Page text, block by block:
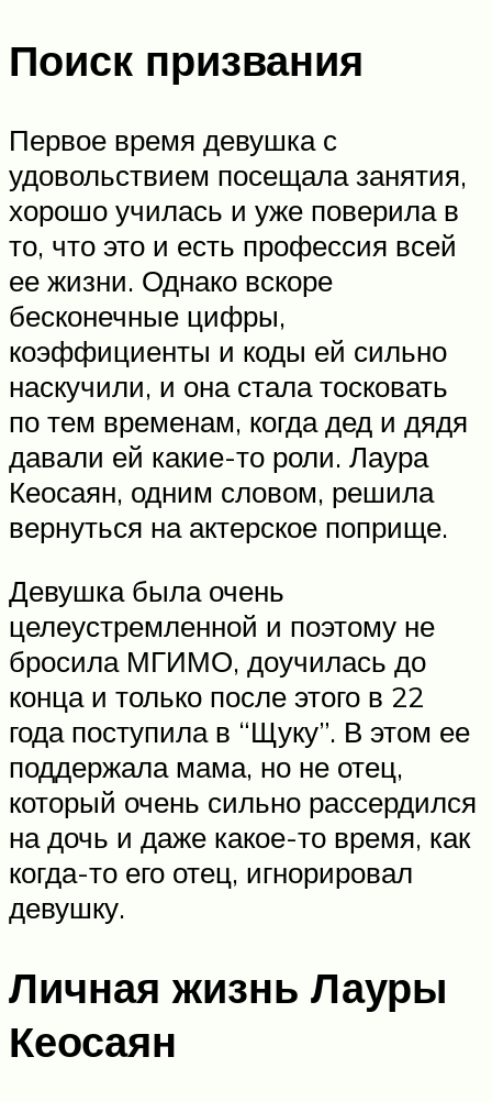
Поиск призвания
Первое время девушка с
удовольствием посещала занятия,
хорошо училась и уже поверила в
то, что это и есть профессия всей
ее жизни. Однако вскоре
бесконечные цифры,
коэффициенты и коды ей сильно
наскучили, и она стала тосковать
по тем временам, когда дед и дядя
давали ей какие-то роли. Лаура
Кеосаян, одним словом, решила
вернуться на актерское поприще.
Девушка была очень
целеустремленной и поэтому не
бросила МГИМО, доучилась до
конца и только после этого в 22
года поступила в “Щуку”. В этом ее
поддержала мама, но не отец,
который очень сильно рассердился
на дочь и даже какое-то время, как
когда-то его отец, игнорировал
девушку.
Личная жизнь Лауры
Кеосаян